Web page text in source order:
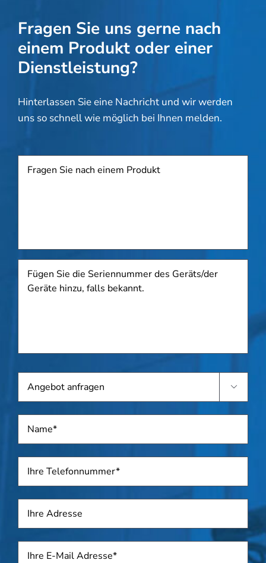
Fragen Sie uns gerne nach
einem Produkt oder einer
Dienstleistung?
Hinterlassen Sie eine Nachricht und wir werden
uns so schnell wie möglich bei Ihnen melden.
Sie
die
hinzu,
falls
bekannt.
anfragen

Name *
Telefon *
Adresse
Sposti *